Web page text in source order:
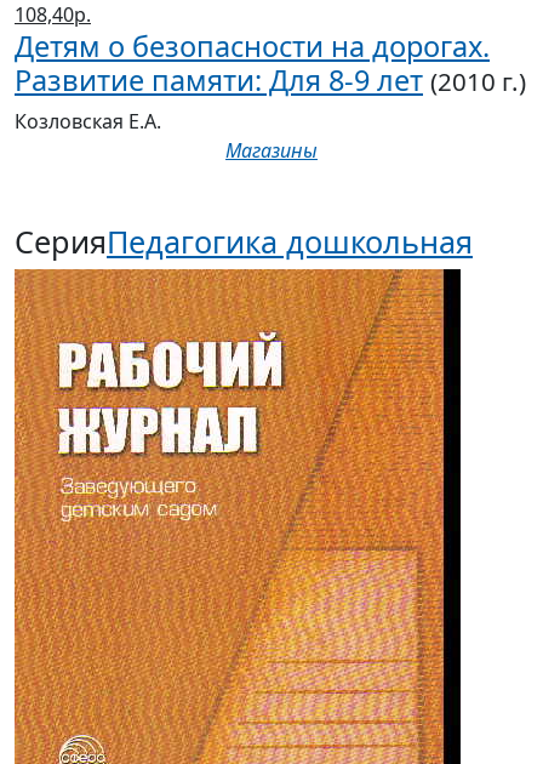
108,40р.
Детям о безопасности на дорогах.
Развитие памяти: Для 8-9 лет (2010 г.)
Козловская Е.А.
Магазины
СерияПедагогика дошкольная